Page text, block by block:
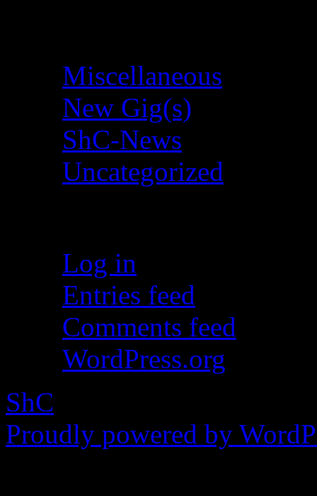
Miscellaneous
New Gig(s)
ShC-News
Uncategorized
Log in
Entries feed
Comments feed
WordPress.org
ShC
Proudly powered by